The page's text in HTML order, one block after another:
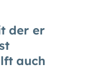
der er
auch